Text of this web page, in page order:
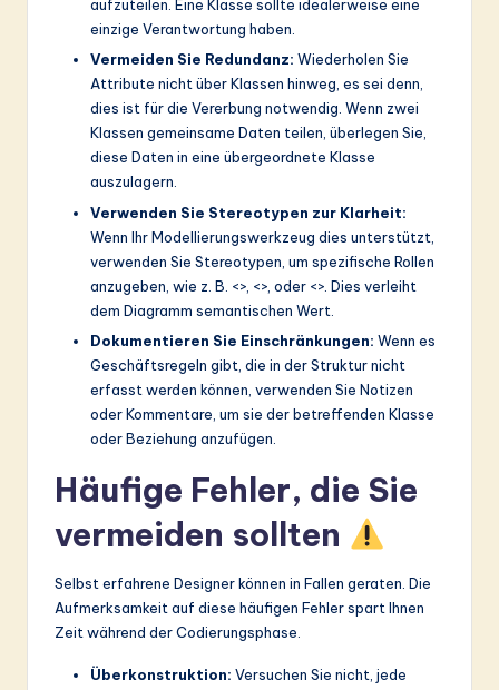
aufzuteilen. Eine Klasse sollte idealerweise eine
einzige Verantwortung haben.
Vermeiden Sie Redundanz: Wiederholen Sie
Attribute nicht über Klassen hinweg, es sei denn,
dies ist für die Vererbung notwendig. Wenn zwei
Klassen gemeinsame Daten teilen, überlegen Sie,
diese Daten in eine übergeordnete Klasse
auszulagern.
Verwenden Sie Stereotypen zur Klarheit:
Wenn Ihr Modellierungswerkzeug dies unterstützt,
verwenden Sie Stereotypen, um spezifische Rollen
anzugeben, wie z. B. <>, <>, oder <>. Dies verleiht
dem Diagramm semantischen Wert.
Dokumentieren Sie Einschränkungen: Wenn es
Geschäftsregeln gibt, die in der Struktur nicht
erfasst werden können, verwenden Sie Notizen
oder Kommentare, um sie der betreffenden Klasse
oder Beziehung anzufügen.
Häufige Fehler, die Sie
vermeiden sollten
Selbst erfahrene Designer können in Fallen geraten. Die
Aufmerksamkeit auf diese häufigen Fehler spart Ihnen
Zeit während der Codierungsphase.
Überkonstruktion: Versuchen Sie nicht, jede